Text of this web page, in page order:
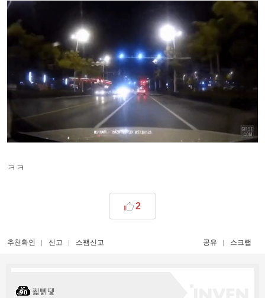
ㅋㅋ
2
추천확인 신고 스팸신고 공유 스크랩
꿻뻵뗗